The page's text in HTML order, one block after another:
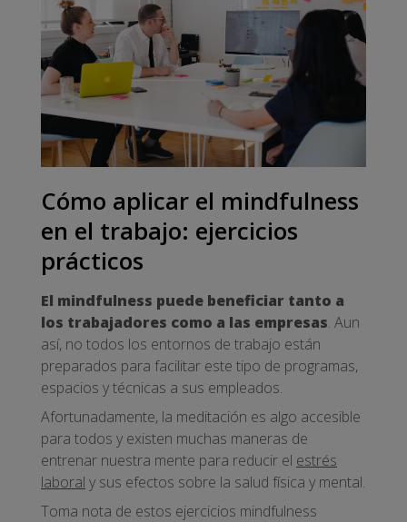
Cómo aplicar el mindfulness
en el trabajo: ejercicios
prácticos
El mindfulness puede beneficiar tanto a
los trabajadores como a las empresas. Aun
así, no todos los entornos de trabajo están
preparados para facilitar este tipo de programas,
espacios y técnicas a sus empleados.
Afortunadamente, la meditación es algo accesible
para todos y existen muchas maneras de
entrenar nuestra mente para reducir el estrés
laboral y sus efectos sobre la salud física y mental.
Toma nota de estos ejercicios mindfulness